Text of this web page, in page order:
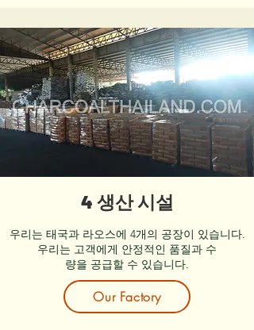
4 생산 시설
우리는 태국과 라오스에 4개의 공장이 있습니다.
우리는 고객에게 안정적인 품질과 수
량을 공급할 수 있습니다.
Our Factory